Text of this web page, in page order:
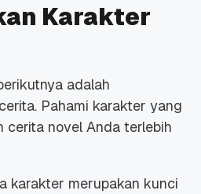
Karakter
adalah
Pahami karakter yang
cerita novel Anda terlebih
karakter merupakan kunci